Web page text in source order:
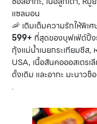
แซลมอน
🦐 เติมเต็มความรักให้พิเ
599+ ที่สุดของบุฟเฟ่ต์ปิ้ง
กุ้งแม่น้ำเนยกระเทียมชีส
USA, เนื้อสันคอออสเตร
ดั้งเดิม และอากะ มะนาว
.